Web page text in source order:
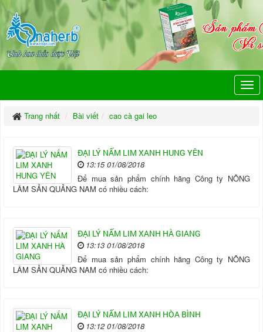
Trang nhất Bài viết cao cà gai leo
ĐẠI LÝ NẤM LIM XANH HUNG YÊN
13:15 01/08/2018
Để mua sản phẩm chính hãng Công ty NÔNG
LÂM SẢN QUẢNG NAM có nhiều cách:
ĐẠI LÝ NẤM LIM XANH HÀ GIANG
13:13 01/08/2018
Để mua sản phẩm chính hãng Công ty NÔNG
LÂM SẢN QUẢNG NAM có nhiều cách:
ĐẠI LÝ NẤM LIM XANH HÒA BÌNH
13:12 01/08/2018